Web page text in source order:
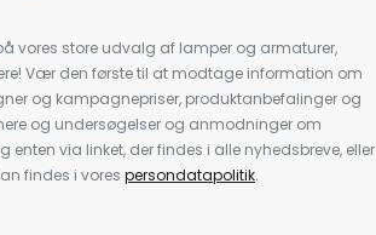
vores store udvalg af lamper og armaturer,
Vær den første til at modtage information om
og kampagnepriser, produktanbefalinger og
og undersøgelser og anmodninger om
via linket, der findes i alle nyhedsbreve, eller
findes i vores persondatapolitik.